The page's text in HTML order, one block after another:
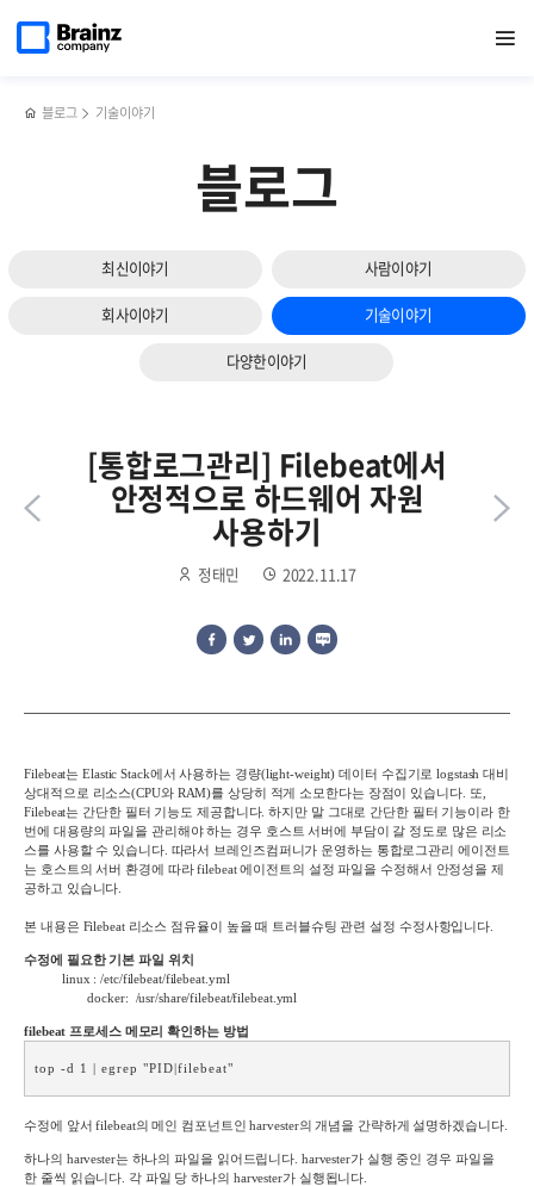
열기
페이지로
블로그 기술이야기
블로그
최신이야기 사람이야기
회사이야기 기술이야기
다양한이야기
3가지
[통합로그관리] Filebeat에서
안정적으로 하드웨어 자원
사용하기
정태민 2022.11.17
쏜다!
Filebeat는Elastic Stack에서 사용하는 경량(light-weight)데이터 수집기로 logstash대비
상대적으로 리소스(CPU와RAM)를 상당히 적게 소모한다는 장점이 있습니다. 또
Filebeat는 간단한 필터 기능도 제공합니다.하지만 말 그대로 간단한 필터 기능이라 한
번에 대용량의 파일을 관리해야 하는 경우 호스트 서버에 부담이 갈 정도로 많은 리소
스를 사용할 수 있습니다. 따라서 브레인즈컴퍼니가 운영하는 통합로그관리 에이전트
는 호스트의 서버 환경에 따라filebeat에이전트의 설정 파일을 수정해서 안정성을 제
공하고 있습니다
본 내용은Filebeat 리소스 점유율이 높을 때 트러블슈팅 관련 설정 수정사항입니다
수정에 필요한 기본 파일 위치
linux : /etc/filebeat/filebeat.yml
docker: /usr/share/filebeat/filebeat.yml
filebeat 프로세스 메모리 확인하는 방법
top -d 1 | egrep "PID|filebeat"
수정에 앞서 filebeat의 메인 컴포넌트인 harvester의 개념을 간략하게 설명하겠습니다.
하나의 harvester는 하나의 파일을 읽어드립니다 . harvester가 실행 중인 경우 파일을
한 줄씩 읽습니다 각 파일 당 하나의 harvester가 실행됩니다
다음
슬라이드